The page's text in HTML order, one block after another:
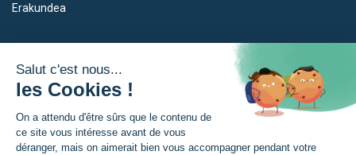
Erakundea
Empleo
Eskola Futura
Forma NAEN
Euroeskualdea
Zer da Euroeskualdea?
Berriak
Prentsa gunia